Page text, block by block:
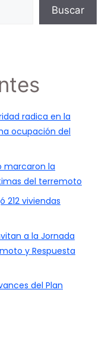
Buscar
radica en la
ocupación del
marcaron la
del terremoto
212 viviendas
a la Jornada
y Respuesta
del Plan